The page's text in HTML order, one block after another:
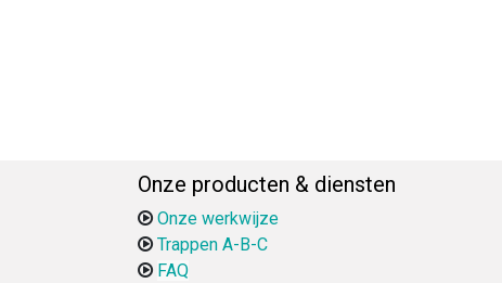
Onze producten & diensten
Onze werkwijze
Trappen A-B-C
FAQ